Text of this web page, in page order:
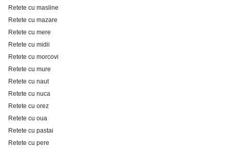
Retete cu masline
Retete cu mazare
Retete cu mere
Retete cu midii
Retete cu morcovi
Retete cu mure
Retete cu naut
Retete cu nuca
Retete cu orez
Retete cu oua
Retete cu pastai
Retete cu pere